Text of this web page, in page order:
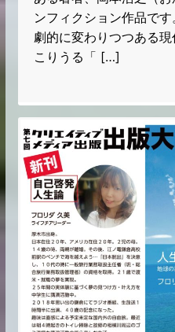
ンフィクション作品で
劇的に変わりつつある
こりうる「 […]